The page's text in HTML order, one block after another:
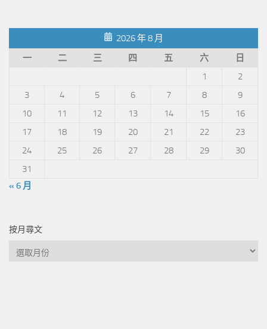
類
2026 年 8 月
一
二 三 四 五 六
日
1
2
3
4 5 6 7 8
9
10
11 12 13 14 15
16
17
18 19 20 21 22
23
24
25 26 27 28 29
30
31
« 6 月
按月尋文
按